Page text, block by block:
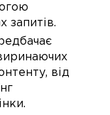
запитів.
від